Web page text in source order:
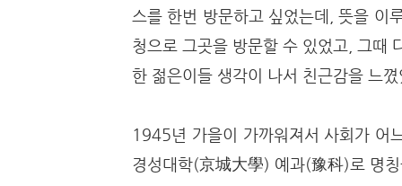
스를 한번 방문하고 싶었는데, 뜻을 이
청으로 그곳을 방문할 수 있었고, 그때
한 젊은이들 생각이 나서 친근감을 느
1945년 가을이 가까워져서 사회가 어
경성대학(京城大學) 예과(豫科)로 명